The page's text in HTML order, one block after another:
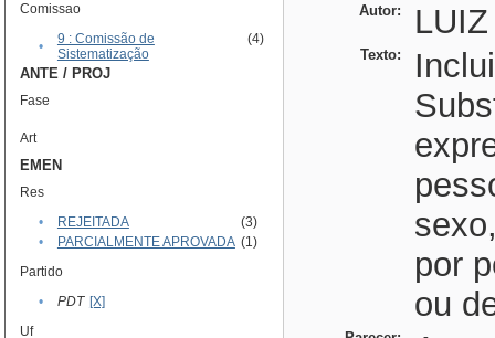
Comissao
•
9 : Comissão de
Sistematização
(4)
ANTE / PROJ
Fase
Art
EMEN
Res
•
REJEITADA
(3)
•
PARCIALMENTE APROVADA (1)
Partido
•
PDT [X]
Uf
Autor:
Texto:
por
ou